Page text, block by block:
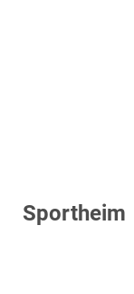
Sportheim